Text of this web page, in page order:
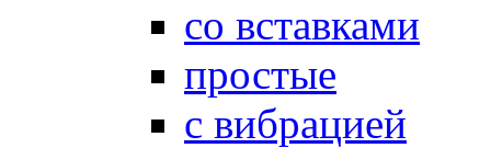
со вставками
простые
с вибрацией